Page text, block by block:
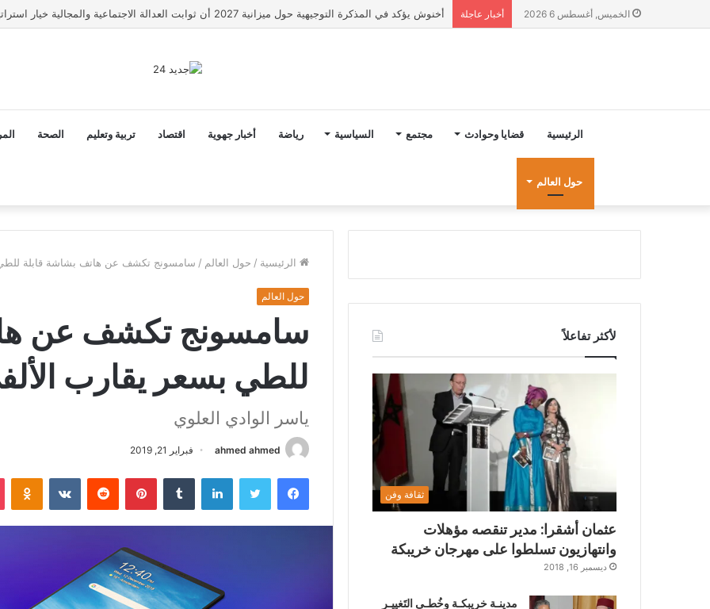
الخميس, أغسطس 6 2026 أخبار عاجلة رسميا.. تعيين هيرفي رونار مدربا لمنتخب كوت ديفوار
الرئيسية قضايا وحوادث مجتمع السياسية رياضة أخبار جهوية اقتصاد تربية وتعليم الصحة
حول العالم
الرئيسية / حول العالم / سامسونج تكشف عن هاتف بشاشة قابلة للطي
حول العالم
سامسونج تكشف عن
للطي بسعر يقارب
ياسر الوادي العلوي
ahmed ahmed فبراير 21, 2019
فيسبوك تويتر لينكدإن بينتيريست
لأكثر تفاعلاً
ثقافة وفن
عثمان أشقرا: مدير تنقصه مؤهلات
وانتهازيون تسلطوا على مهرجان خريبكة
ديسمبر 16, 2018
مدينـة خريبكـة وخُطـى التَغييـر